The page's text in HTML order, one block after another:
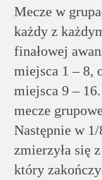
Mecze w
każdy z
finałowej
miejsca 1 – 8,
miejsca 9 –
mecze
Następnie w
zmierzyła się
który